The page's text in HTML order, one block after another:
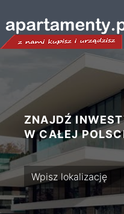
ZNAJDŹ
W CAŁEJ